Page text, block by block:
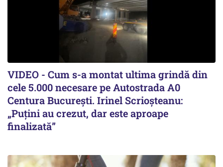
VIDEO - Cum s-a montat ultima grindă din
cele 5.000 necesare pe Autostrada A0
Centura București. Irinel Scrioșteanu:
„Puțini au crezut, dar este aproape
finalizată”